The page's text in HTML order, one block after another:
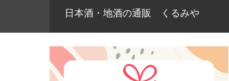
日本酒・地酒の通販 くるみや